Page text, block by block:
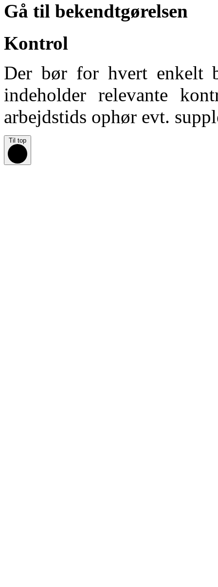
Gå til bekendtgørelsen
Kontrol
Der bør for hvert enkelt
indeholder relevante
arbejdstids ophør evt.
Til top